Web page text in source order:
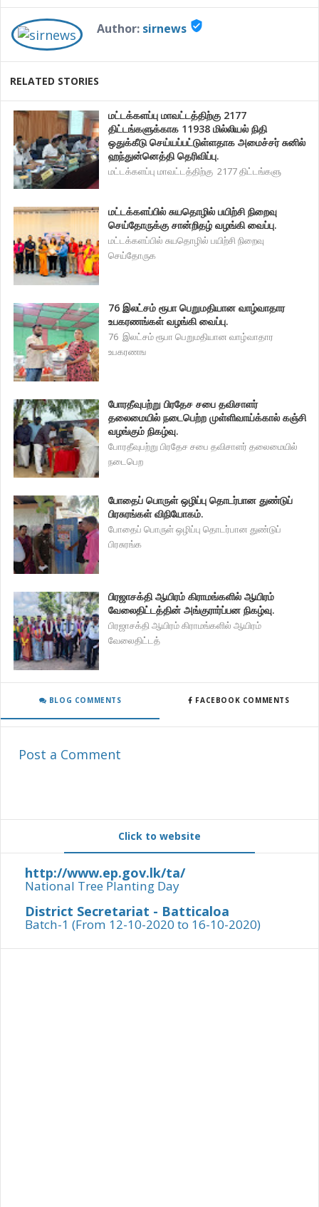
Author: sirnews verified_user
RELATED STORIES
மட்டக்களப்பு மாவட்டத்திற்கு 2177
திட்டங்களுக்காக 11938 மில்லியல் நிதி
ஒதுக்கீடு செய்யப்பட்டுள்ளதாக அமைச்சர் சுனில்
ஹந்துன்னெத்தி தெரிவிப்பு.
மட்டக்களப்பு மாவட்டத்திற்கு 2177 திட்டங்களு
மட்டக்களப்பில் சுயதொழில் பயிற்சி நிறைவு
செய்தோருக்கு சான்றிதழ் வழங்கி வைப்பு.
மட்டக்களப்பில் சுயதொழில் பயிற்சி நிறைவு
செய்தோருக
76 இலட்சம் ரூபா பெறுமதியான வாழ்வாதார
உபகரணங்கள் வழங்கி வைப்பு.
76 இலட்சம் ரூபா பெறுமதியான வாழ்வாதார
உபகரணங
போரதீவுபற்று பிரதேச சபை தவிசாளர்
தலைமையில் நடைபெற்ற முள்ளிவாய்க்கால் கஞ்சி
வழங்கும் நிகழ்வு.
போரதீவுபற்று பிரதேச சபை தவிசாளர் தலைமையில்
நடைபெற
போதைப் பொருள் ஒழிப்பு தொடர்பான துண்டுப்
பிரசுரங்கள் விநியோகம்.
போதைப் பொருள் ஒழிப்பு தொடர்பான துண்டுப்
பிரசுரங்க
பிரஜாசக்தி ஆயிரம் கிராமங்களில் ஆயிரம்
வேலைதிட்டத்தின் அங்குரார்ப்பன நிகழ்வு.
பிரஜாசக்தி ஆயிரம் கிராமங்களில் ஆயிரம்
வேலைதிட்டத்
BLOG COMMENTS FACEBOOK COMMENTS
Post a Comment
Click to website
http://www.ep.gov.lk/ta/
National Tree Planting Day
District Secretariat - Batticaloa
Batch-1 (From 12-10-2020 to 16-10-2020)